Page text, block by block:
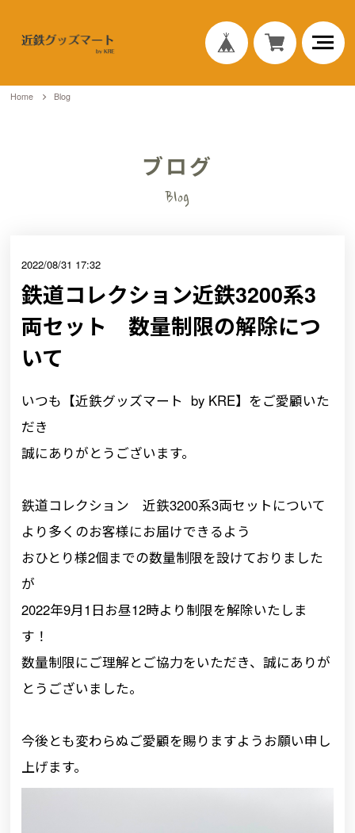
Home Blog
ブログ
Blog
鉄道コレクション近鉄3200系3
両セット 数量制限の解除につ
いて
2022/08/31 17:32
いつも【近鉄グッズマート by KRE】をご愛顧いた
だき
誠にありがとうございます。
鉄道コレクション 近鉄3200系3両セットについて
より多くのお客様にお届けできるよう
おひとり様2個までの数量制限を設けておりました
が
2022年9月1日お昼12時より制限を解除いたしま
す！
数量制限にご理解とご協力をいただき、誠にありが
とうございました。
今後とも変わらぬご愛顧を賜りますようお願い申し
上げます。